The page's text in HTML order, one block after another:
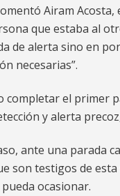
Airam
que estaba al
de alerta sino en
necesarias”.
completar el primer
y alerta
ante una parada
son testigos de
ocasionar.